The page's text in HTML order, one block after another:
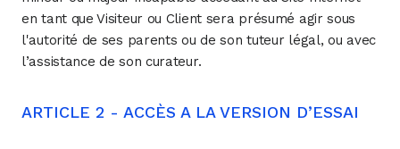
en tant que Visiteur ou Client sera présumé agir sous
l'autorité de ses parents ou de son tuteur légal, ou avec
l’assistance de son curateur.
ARTICLE 2 - ACCÈS A LA VERSION D’ESSAI